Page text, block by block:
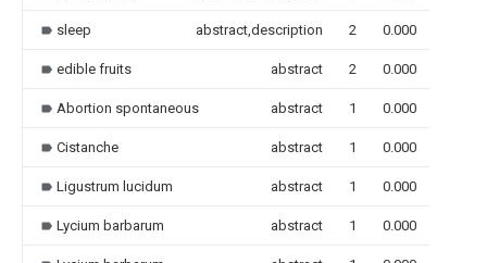
sleep abstract,description 2 0.000
edible fruits abstract 2 0.000
Abortion spontaneous abstract 1 0.000
Cistanche abstract 1 0.000
Ligustrum lucidum abstract 1 0.000
Lycium barbarum abstract 1 0.000